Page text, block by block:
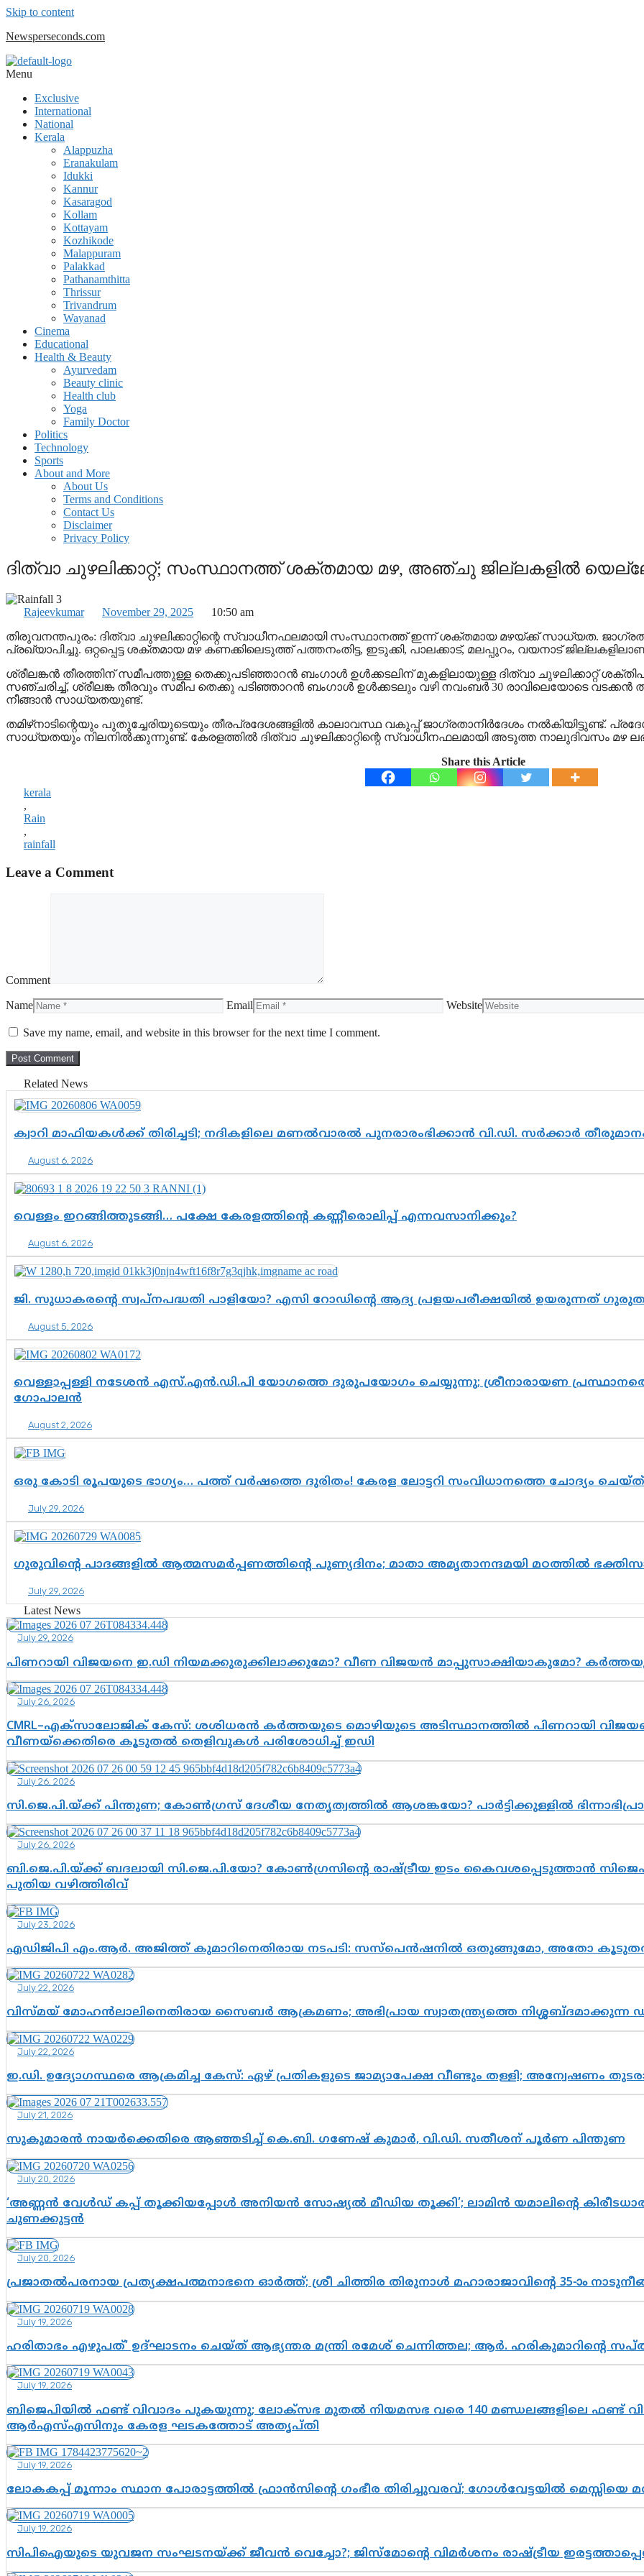
Skip to content
Newsperseconds.com
Menu
Exclusive
International
National
Kerala
Alappuzha
Eranakulam
Idukki
Kannur
Kasaragod
Kollam
Kottayam
Kozhikode
Malappuram
Palakkad
Pathanamthitta
Thrissur
Trivandrum
Wayanad
Cinema
Educational
Health & Beauty
Ayurvedam
Beauty clinic
Health club
Yoga
Family Doctor
Politics
Technology
Sports
About and More
About Us
Terms and Conditions
Contact Us
Disclaimer
Privacy Policy
ദിത്വാ ചുഴലിക്കാറ്റ്; സംസ്ഥാനത്ത് ശക്തമായ മഴ, അഞ്ചു ജില്ലകളില്‍
Rajeevkumar November 29, 2025
10:50 am
തിരുവനന്തപുരം: ദിത്വാ ചുഴലിക്കാറ്റിന്റെ സ്വാധീനഫലമായി സംസ്ഥാനത്ത് ഇന്ന് ശക്തമായ മഴയ്ക്ക് സാധ്യത.
പ്രഖ്യാപിച്ചു. ഒറ്റപ്പെട്ട ശക്തമായ മഴ കണക്കിലെടുത്ത് പത്തനംതിട്ട, ഇടുക്കി, പാലക്കാട്, മലപ്പുറം, വയനാട്
ശ്രീലങ്കന്‍ തീരത്തിന് സമീപത്തുള്ള തെക്കുപടിഞ്ഞാറന്‍ ബംഗാള്‍ ഉള്‍ക്കടലിന് മുകളിലായുള്ള ദിത്വാ ചുഴലിക്കാറ്റ്
സഞ്ചരിച്ച്, ശ്രീലങ്ക തീരവും സമീപ തെക്കു പടിഞ്ഞാറന്‍ ബംഗാള്‍ ഉള്‍ക്കടലും വഴി നവംബര്‍ 30 രാവിലെയോടെ വടക്കന്‍
നീങ്ങാന്‍ സാധ്യതയുണ്ട്.
തമിഴ്‌നാടിന്റെയും പുതുച്ചേരിയുടെയും തീരപ്രദേശങ്ങളില്‍ കാലാവസ്ഥ വകുപ്പ് ജാഗ്രതാനിര്‍ദേശം നല്‍കിയിട്ടുണ്ട്.
സാധ്യതയും നിലനില്‍ക്കുന്നുണ്ട്. കേരളത്തില്‍ ദിത്വാ ചുഴലിക്കാറ്റിന്റെ സ്വാധീനഫലമായി അടുത്ത നാലുദിവസം മഴ
Share this Article
kerala
,
Rain
,
rainfall
Leave a Comment
Comment
Name Email Website
Save my name, email, and website in this browser for the next time I comment.
Related News
ക്വാറി മാഫിയകൾക്ക് തിരിച്ചടി; നദികളിലെ മണൽവാരൽ പുനരാരംഭിക്കാൻ വി.ഡി. സർക്കാർ
August 6, 2026
വെള്ളം ഇറങ്ങിത്തുടങ്ങി… പക്ഷേ കേരളത്തിന്റെ കണ്ണീരൊലിപ്പ് എന്നവസാനിക്കും?
August 6, 2026
ജി. സുധാകരന്റെ സ്വപ്നപദ്ധതി പാളിയോ? എസി റോഡിന്റെ ആദ്യ പ്രളയപരീക്ഷയിൽ ഉയരുന്നത്
August 5, 2026
വെള്ളാപ്പള്ളി നടേശൻ എസ്.എൻ.ഡി.പി യോഗത്തെ ദുരുപയോഗം ചെയ്യുന്നു; ശ്രീനാരായണ
ഗോപാലൻ
August 2, 2026
ഒരു കോടി രൂപയുടെ ഭാഗ്യം… പത്ത് വർഷത്തെ ദുരിതം! കേരള ലോട്ടറി സംവിധാനത്തെ ചോദ്യം
July 29, 2026
ഗുരുവിന്റെ പാദങ്ങളിൽ ആത്മസമർപ്പണത്തിന്റെ പുണ്യദിനം; മാതാ അമൃതാനന്ദമയി മഠത്തിൽ
July 29, 2026
Latest News
July 29, 2026
പിണറായി വിജയനെ ഇ.ഡി നിയമക്കുരുക്കിലാക്കുമോ? വീണ വിജയൻ മാപ്പുസാക്ഷിയാകുമോ?
July 26, 2026
CMRL–എക്‌സാലോജിക് കേസ്: ശശിധരൻ കർത്തയുടെ മൊഴിയുടെ അടിസ്ഥാനത്തിൽ പിണറായി
വീണയ്‌ക്കെതിരെ കൂടുതൽ തെളിവുകൾ പരിശോധിച്ച് ഇഡി
July 26, 2026
സി.ജെ.പി.യ്ക്ക് പിന്തുണ; കോൺഗ്രസ് ദേശീയ നേതൃത്വത്തിൽ ആശങ്കയോ? പാർട്ടിക്കുള്ളിൽ
July 26, 2026
ബി.ജെ.പി.യ്ക്ക് ബദലായി സി.ജെ.പി.യോ? കോൺഗ്രസിന്റെ രാഷ്ട്രീയ ഇടം കൈവശപ്പെടുത്താൻ
പുതിയ വഴിത്തിരിവ്
July 23, 2026
എഡിജിപി എം.ആർ. അജിത്ത് കുമാറിനെതിരായ നടപടി: സസ്പെൻഷനിൽ ഒതുങ്ങുമോ, അതോ
July 22, 2026
വിസ്മയ് മോഹൻലാലിനെതിരായ സൈബർ ആക്രമണം; അഭിപ്രായ സ്വാതന്ത്ര്യത്തെ നിശ്ശബ്ദമാക്കുന്ന
July 22, 2026
ഇ.ഡി. ഉദ്യോഗസ്ഥരെ ആക്രമിച്ച കേസ്: ഏഴ് പ്രതികളുടെ ജാമ്യാപേക്ഷ വീണ്ടും തള്ളി; അന്വേഷണം
July 21, 2026
സുകുമാരൻ നായർക്കെതിരെ ആഞ്ഞടിച്ച് കെ.ബി. ഗണേഷ് കുമാർ, വി.ഡി. സതീശന് പൂർണ പിന്തുണ
July 20, 2026
‘അണ്ണൻ വേൾഡ് കപ്പ് തൂക്കിയപ്പോൾ അനിയൻ സോഷ്യൽ മീഡിയ തൂക്കി’; ലാമിൻ യമാലിന്റെ
ചുണക്കുട്ടൻ
July 20, 2026
പ്രജാതൽപരനായ പ്രത്യക്ഷപത്മനാഭനെ ഓർത്ത്; ശ്രീ ചിത്തിര തിരുനാൾ മഹാരാജാവിന്റെ 35-ാം
July 19, 2026
ഹരിതാഭം എഴുപത്’ ഉദ്ഘാടനം ചെയ്ത് ആഭ്യന്തര മന്ത്രി രമേശ് ചെന്നിത്തല; ആർ.
July 19, 2026
ബിജെപിയിൽ ഫണ്ട് വിവാദം പുകയുന്നു; ലോക്സഭ മുതൽ നിയമസഭ വരെ 140 മണ്ഡലങ്ങളിലെ ഫണ്ട്
ആർഎസ്എസിനും കേരള ഘടകത്തോട് അതൃപ്തി
July 19, 2026
ലോകകപ്പ് മൂന്നാം സ്ഥാന പോരാട്ടത്തിൽ ഫ്രാൻസിന്റെ ഗംഭീര തിരിച്ചുവരവ്; ഗോൾവേട്ടയിൽ മെസ്സിയെ
July 19, 2026
സിപിഐയുടെ യുവജന സംഘടനയ്ക്ക് ജീവൻ വെച്ചോ?; ജിസ്മോന്റെ വിമർശനം രാഷ്ട്രീയ